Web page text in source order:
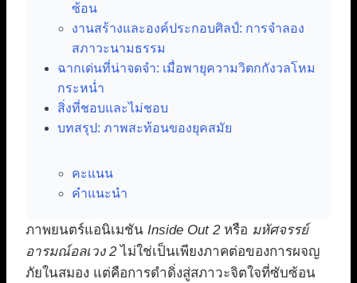
ซ้อน
งานสร้างและองค์ประกอบศิลป์: การจำลอง
สภาวะนามธรรม
ฉากเด่นที่น่าจดจำ: เมื่อพายุความวิตกกังวลโหม
กระหน่ำ
สิ่งที่ชอบและไม่ชอบ
บทสรุป: ภาพสะท้อนของยุคสมัย
คะแนน
คำแนะนำ
ภาพยนตร์แอนิเมชัน Inside Out 2หรือ มหัศจรรย์
อารมณ์อลเวง 2ไม่ใช่เป็นเพียงภาคต่อของการผจญ
ภัยในสมอง แต่คือการดำดิ่งสู่สภาวะจิตใจที่ซับซ้อน